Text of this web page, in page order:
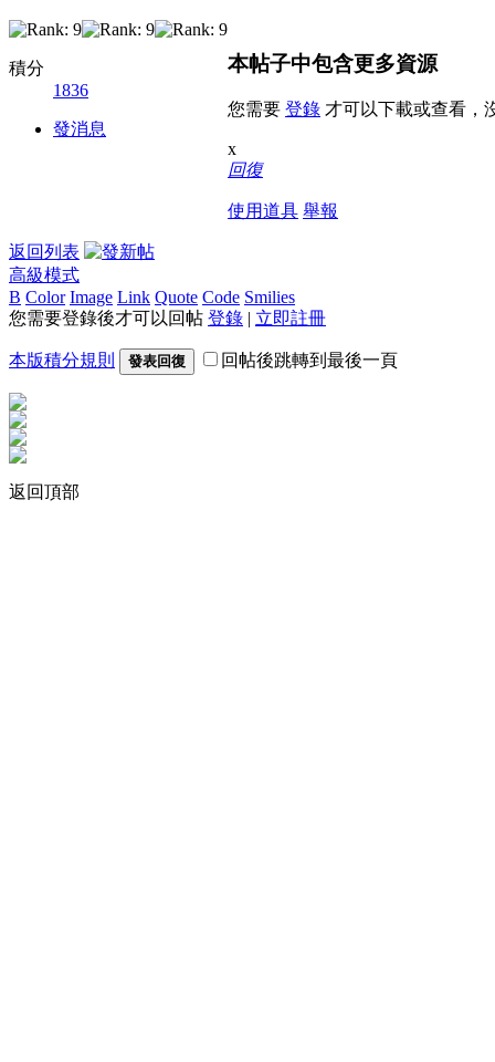
積分
1836
發消息
本帖子中包含更多資源
您需要 登錄 才可以下載或查看，
x
回復
使用道具 舉報
返回列表
高級模式
B Color Image Link Quote Code Smilies
您需要登錄後才可以回帖 登錄 | 立即註冊
本版積分規則 發表回復 回帖後跳轉到最後一頁
返回頂部